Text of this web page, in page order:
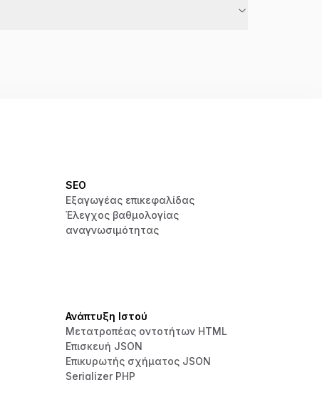
SEO
Εξαγωγέας επικεφαλίδας
Έλεγχος βαθμολογίας
αναγνωσιμότητας
Ανάπτυξη Ιστού
Μετατροπέας οντοτήτων HTML
Επισκευή JSON
Επικυρωτής σχήματος JSON
Serializer PHP